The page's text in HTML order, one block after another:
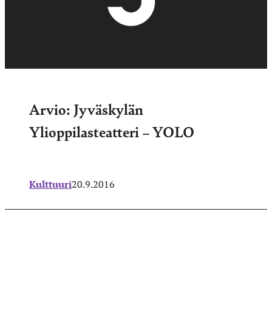
Arvio: Jyväskylän
Ylioppilasteatteri – YOLO
Kulttuuri20.9.2016